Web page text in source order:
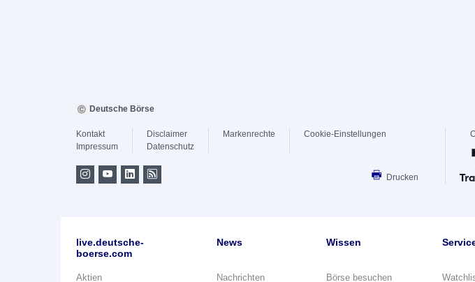
Deutsche Börse
Kontakt
Impressum
Disclaimer
Datenschutz
Markenrechte Cookie-Einstellungen
Drucken
live.deutsche-
boerse.com
Aktien
News
Nachrichten
Wissen
Börse besuchen